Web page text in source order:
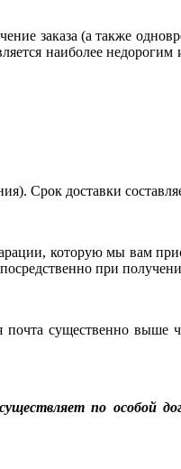
заказа (а также
наиболее
Срок доставки
которую мы вам
при
существенно выше
по особой